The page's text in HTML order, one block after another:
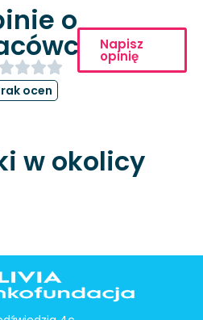
o
ocen
Napisz
opinię
w okolicy